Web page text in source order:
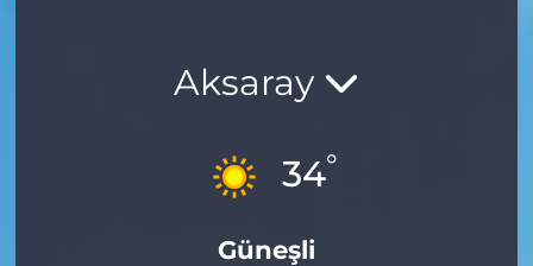
Aksaray
34°
Güneşli